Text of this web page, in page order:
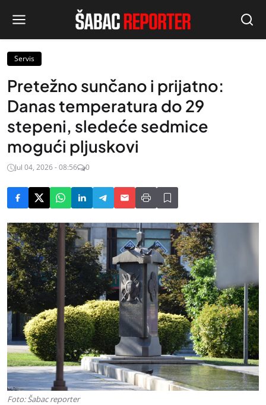
Servis
Pretežno sunčano i prijatno:
Danas temperatura do 29
stepeni, sledeće sedmice
mogući pljuskovi
Jul 04, 2026 - 08:56 0
Foto: Šabac reporter